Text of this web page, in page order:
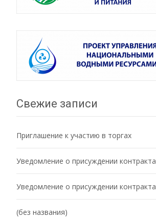
Свежие записи
Приглашение к участию в торгах
Уведомление о присуждении контракта
Уведомление о присуждении контракта
(без названия)